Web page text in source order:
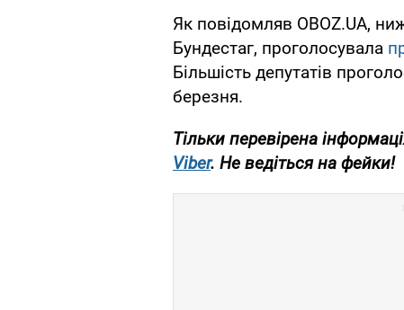
Як повідомляв OBOZ.UA,
Бундестаг, проголосувала
Більшість депутатів
березня.
Тільки перевірена
Viber. Не ведіться на фейки!